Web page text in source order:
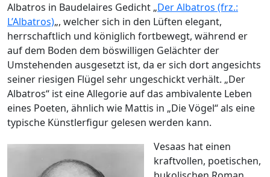
Albatros in Baudelaires Gedicht „Der Albatros (frz.:
L’Albatros)„, welcher sich in den Lüften elegant,
herrschaftlich und königlich fortbewegt, während er
auf dem Boden dem böswilligen Gelächter der
Umstehenden ausgesetzt ist, da er sich dort angesichts
seiner riesigen Flügel sehr ungeschickt verhält. „Der
Albatros“ ist eine Allegorie auf das ambivalente Leben
eines Poeten, ähnlich wie Mattis in „Die Vögel“ als eine
typische Künstlerfigur gelesen werden kann.
Vesaas hat einen
kraftvollen, poetischen,